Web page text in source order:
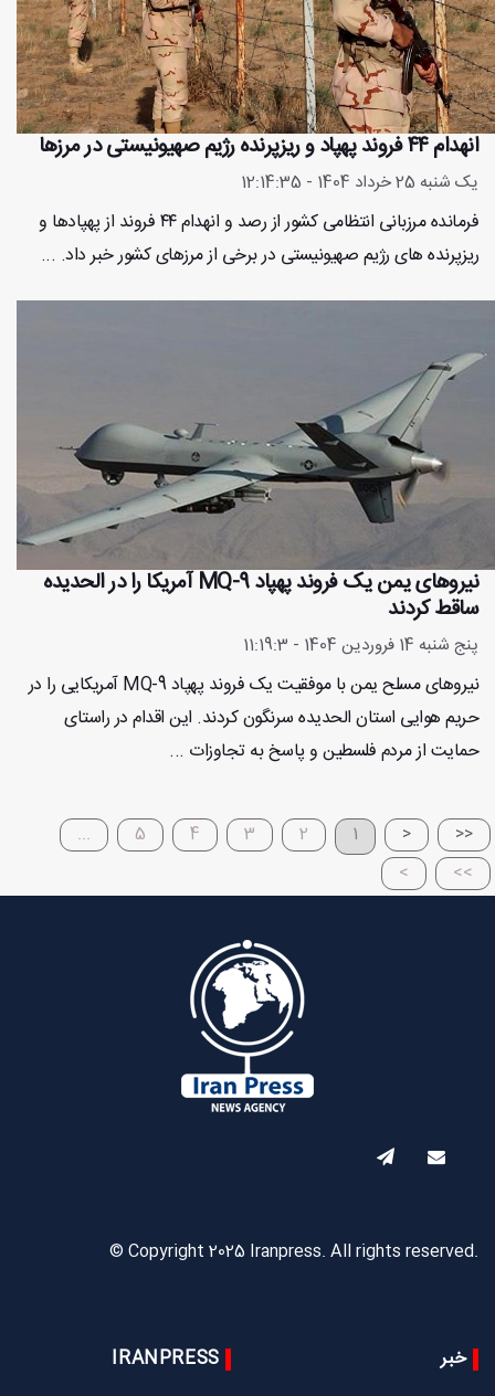
انهدام ۴۴ فروند‌ پهپاد و ریزپرنده رژیم صهیونیستی در مرزها
یک شنبه 25 خرداد 1404 - 12:14:35
فرمانده مرزبانی انتظامی کشور از رصد و انهدام ۴۴ فروند از پهپاد‌ها و
ريزپرنده های رژيم صهيونيستی در برخی از مرزهای کشور خبر داد. ...
نیروهای یمن یک فروند پهپاد MQ-9 آمریکا را در الحدیده
ساقط کردند
پنج شنبه 14 فروردین 1404 - 11:19:3
نیروهای مسلح یمن با موفقیت یک فروند پهپاد MQ-9 آمریکایی را در
حریم هوایی استان الحدیده سرنگون کردند. این اقدام در راستای
حمایت از مردم فلسطین و پاسخ به تجاوزات ...
<<
<
1
2
3
4
5
...
>
>>
© Copyright 2025 Iranpress. All rights reserved.
خبر IRANPRESS